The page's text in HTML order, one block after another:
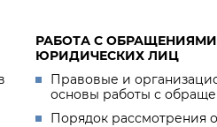
РАБОТА С
ЮРИДИЧЕСКИХ ЛИЦ
Правовые и
основы работы с
Порядок рассмотрения